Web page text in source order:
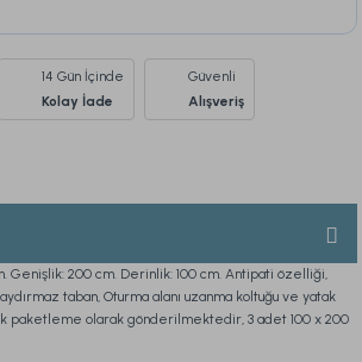
14 Gün İçinde
Kolay İade
Güvenli
Alışveriş
Genişlik: 200 cm. Derinlik: 100 cm. Antipati özelliği,
taban, Oturma alanı uzanma koltuğu ve yatak
paketleme olarak gönderilmektedir, 3 adet 100 x 200